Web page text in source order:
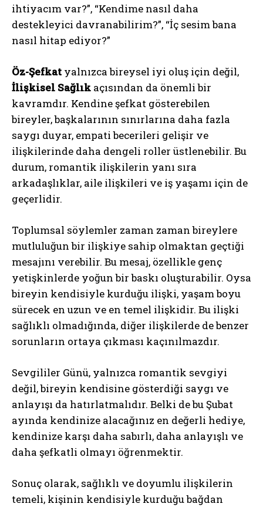
ABONE OL
ihtiyacım var?”, “Kendime nasıl daha
destekleyici davranabilirim?”, “İç sesim bana
nasıl hitap ediyor?”
Öz-Şefkat yalnızca bireysel iyi oluş için değil,
İlişkisel Sağlık açısından da önemli bir
kavramdır. Kendine şefkat gösterebilen
bireyler, başkalarının sınırlarına daha fazla
saygı duyar, empati becerileri gelişir ve
ilişkilerinde daha dengeli roller üstlenebilir. Bu
durum, romantik ilişkilerin yanı sıra
arkadaşlıklar, aile ilişkileri ve iş yaşamı için de
geçerlidir.
Toplumsal söylemler zaman zaman bireylere
mutluluğun bir ilişkiye sahip olmaktan geçtiği
mesajını verebilir. Bu mesaj, özellikle genç
yetişkinlerde yoğun bir baskı oluşturabilir. Oysa
bireyin kendisiyle kurduğu ilişki, yaşam boyu
sürecek en uzun ve en temel ilişkidir. Bu ilişki
sağlıklı olmadığında, diğer ilişkilerde de benzer
sorunların ortaya çıkması kaçınılmazdır.
Sevgililer Günü, yalnızca romantik sevgiyi
değil, bireyin kendisine gösterdiği saygı ve
anlayışı da hatırlatmalıdır. Belki de bu Şubat
ayında kendinize alacağınız en değerli hediye,
kendinize karşı daha sabırlı, daha anlayışlı ve
daha şefkatli olmayı öğrenmektir.
Sonuç olarak, sağlıklı ve doyumlu ilişkilerin
temeli, kişinin kendisiyle kurduğu bağdan